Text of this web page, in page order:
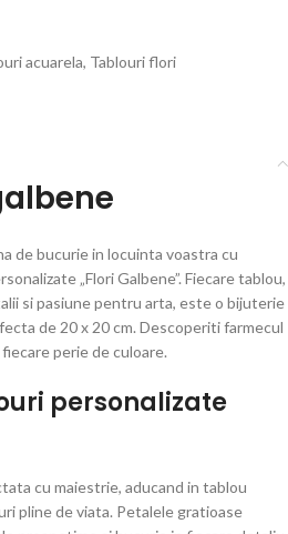
acuarela, Tablouri flori
de bucurie in locuinta voastra cu
„Flori Galbene”. Fiecare tablou,
si pasiune pentru arta, este o bijuterie
de 20 x 20 cm. Descoperiti farmecul
perie de culoare.
personalizate
cu maiestrie, aducand in tablou
pline de viata. Petalele gratioase